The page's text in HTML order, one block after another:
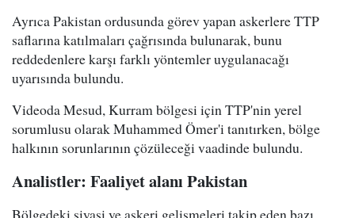
Ayrıca Pakistan ordusunda görev yapan askerlere TTP
saflarına katılmaları çağrısında bulunarak, bunu
reddedenlere karşı farklı yöntemler uygulanacağı
uyarısında bulundu.
Videoda Mesud, Kurram bölgesi için TTP'nin yerel
sorumlusu olarak Muhammed Ömer'i tanıtırken, bölge
halkının sorunlarının çözüleceği vaadinde bulundu.
Analistler: Faaliyet alanı Pakistan
Bölgedeki siyasi ve askeri gelişmeleri takip eden bazı